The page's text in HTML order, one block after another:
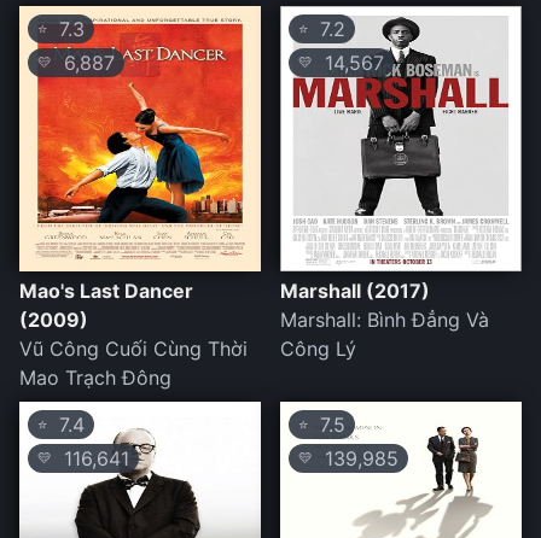
⭐ 7.3
💛 6,887
Mao's Last Dancer
(2009)
Vũ Công Cuối Cùng Thời
Mao Trạch Đông
⭐ 7.2
💛 14,567
Marshall (2017)
Marshall: Bình Đẳng Và
Công Lý
⭐ 7.4
💛 116,641
⭐ 7.5
💛 139,985